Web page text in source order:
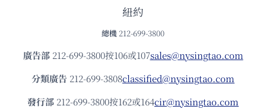
紐約
總機 212-699-3800
廣告部212-699-3800按106或107sales@nysingtao.com
分類廣告 212-699-3808classified@nysingtao.com
發⾏部 212-699-3800按162或164cir@nysingtao.com